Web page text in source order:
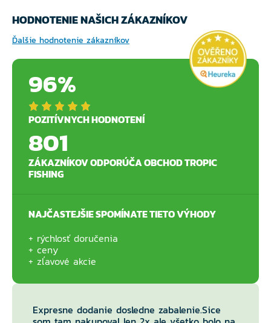
HODNOTENIE NAŠICH ZÁKAZNÍKOV
Ďalšie hodnotenie zákazníkov
96%
POZITÍVNYCH HODNOTENÍ
801
ZÁKAZNÍKOV ODPORÚČA OBCHOD TROPIC
FISHING
NAJČASTEJŠIE SPOMÍNATE TIETO VÝHODY
rýchlosť doručenia
ceny
zľavové akcie
Expresne dodanie dosledne zabalenie.Sice